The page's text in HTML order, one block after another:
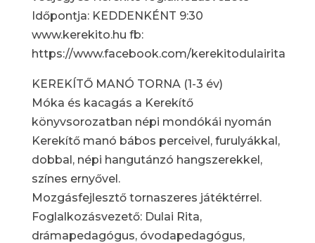
Időpontja: KEDDENKÉNT 9:30
www.kerekito.hu fb:
https://www.facebook.com/kerekitodulairita
KEREKÍTŐ MANÓ TORNA (1-3 év)
Móka és kacagás a Kerekítő
könyvsorozatban népi mondókái nyomán
Kerekítő manó bábos perceivel, furulyákkal,
dobbal, népi hangutánzó hangszerekkel,
színes ernyővel.
Mozgásfejlesztő tornaszeres játéktérrel.
Foglalkozásvezető: Dulai Rita,
drámapedagógus, óvodapedagógus,